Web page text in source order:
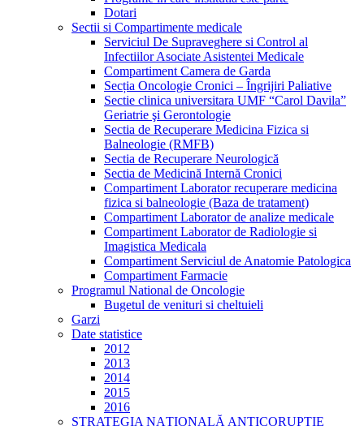
Dotari
Sectii si Compartimente medicale
Serviciul De Supraveghere si Control al
Infectiilor Asociate Asistentei Medicale
Compartiment Camera de Garda
Secția Oncologie Cronici – Îngrijiri Paliative
Sectie clinica universitara UMF “Carol Davila”
Geriatrie şi Gerontologie
Sectia de Recuperare Medicina Fizica si
Balneologie (RMFB)
Sectia de Recuperare Neurologică
Sectia de Medicină Internă Cronici
Compartiment Laborator recuperare medicina
fizica si balneologie (Baza de tratament)
Compartiment Laborator de analize medicale
Compartiment Laborator de Radiologie si
Imagistica Medicala
Compartiment Serviciul de Anatomie Patologica
Compartiment Farmacie
Programul National de Oncologie
Bugetul de venituri si cheltuieli
Garzi
Date statistice
2012
2013
2014
2015
2016
STRATEGIA NAŢIONALĂ ANTICORUPŢIE